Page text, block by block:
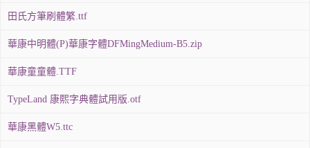
田氏方筆刷體繁.ttf
華康中明體(P)華康字體DFMingMedium-B5.zip
華康童童體.TTF
TypeLand 康熙字典體試用版.otf
華康黑體W5.ttc